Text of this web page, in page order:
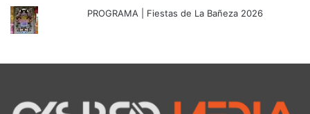
PROGRAMA | Fiestas de La Bañeza 2026